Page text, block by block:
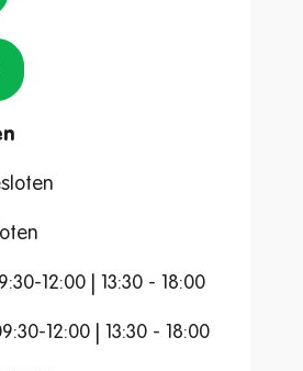
12:00 | 13:30 - 18:00
12:00 | 13:30 - 18:00